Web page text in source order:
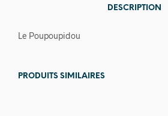
DESCRIPTION
Le Poupoupidou
PRODUITS SIMILAIRES